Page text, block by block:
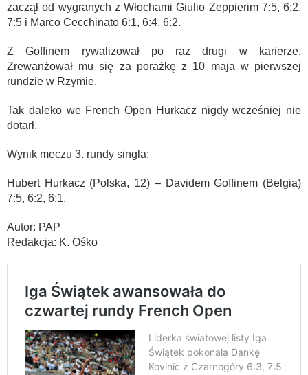
zaczął od wygranych z Włochami Giulio Zeppierim 7:5, 6:2,
7:5 i Marco Cecchinato 6:1, 6:4, 6:2.
Z Goffinem rywalizował po raz drugi w karierze.
Zrewanżował mu się za porażkę z 10 maja w pierwszej
rundzie w Rzymie.
Tak daleko we French Open Hurkacz nigdy wcześniej nie
dotarł.
Wynik meczu 3. rundy singla:
Hubert Hurkacz (Polska, 12) – Davidem Goffinem (Belgia)
7:5, 6:2, 6:1.
Autor: PAP
Redakcja: K. Ośko